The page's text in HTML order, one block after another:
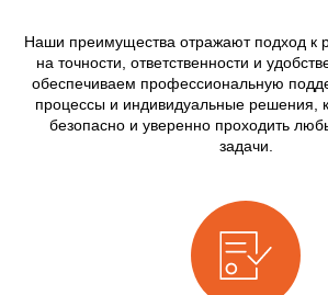
Наши преимущества отражают подход к
на точности, ответственности и
обеспечиваем профессиональную
процессы и индивидуальные решения,
безопасно и уверенно проходить
задачи.